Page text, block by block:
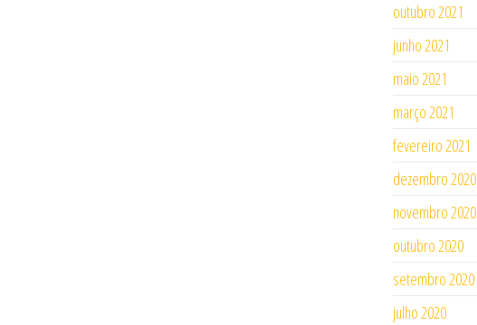
outubro 2021
junho 2021
maio 2021
março 2021
fevereiro 2021
dezembro 2020
novembro 2020
outubro 2020
setembro 2020
julho 2020